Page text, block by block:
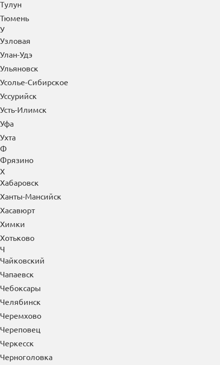
Тулун
Тюмень
У
Узловая
Улан-Удэ
Ульяновск
Усолье-Сибирское
Уссурийск
Усть-Илимск
Уфа
Ухта
Ф
Фрязино
Х
Хабаровск
Ханты-Мансийск
Хасавюрт
Химки
Хотьково
Ч
Чайковский
Чапаевск
Чебоксары
Челябинск
Черемхово
Череповец
Черкесск
Черноголовка